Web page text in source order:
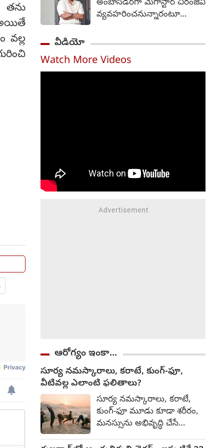
అయితే
వల్ల
ప్రారంభించేందుకు సంబంధించిన
షెడ్యూల్‌కు ముఖ్యమంత్రి
నీటిపారుదల, పౌర సరఫరాల
శాఖ మంత్రి ఎన్. ఉత్తమ్ కుమార్
అసెంబ్లీ నియోజకవర్గాల్లో ఇలాంటి
అంబాసిడర్‌గా మెగాస్టార్ చిరంజీవి
వ్యవహరించనున్నారంటూ
నిరాధారమైనవి" అని పేర్కొన్న ఆ
బృందం, ధృవీకరించని
అంతకుముందు, చిరంజీవి రాష్ట్ర
నియమించే విషయాన్ని
ఆంధ్రప్రదేశ్ ప్రభుత్వం
వీడియో
Watch More Videos
ఆరోగ్యం ఇంకా...
సూర్య నమస్కారాలు, కరాటే, కుంగ్-ఫూ,
వీటివల్ల ఎలాంటి ఫలితాలు?
సూర్య నమస్కారాలు, కరాటే,
కుంగ్-ఫూ మూడు కూడా శరీరం,
మనస్సును అభివృద్ధి చేసే